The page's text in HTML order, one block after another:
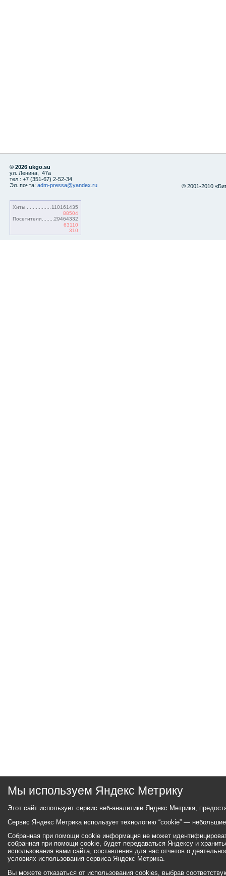
© 2026 ukgo.su
ул. Ленина, 47а
тел.: +7 (351-67) 2-52-34
Эл. почта: adm-pressa@yandex.ru
Хиты
110161435
88504
Посетители
29464332
63110
310
© 2001-2010
Мы используем Яндекс Метрику
Этот сайт использует сервис веб-аналитики Яндекс Метрика,
Сервис Яндекс Метрика использует технологию “cookie” —
Собранная при помощи cookie информация не может
собранная при помощи cookie, будет передаваться Яндексу и
использования вами сайта, составления для нас отчетов о
условиях использования сервиса Яндекс Метрика.
Вы можете отказаться от использования cookies, выбрав